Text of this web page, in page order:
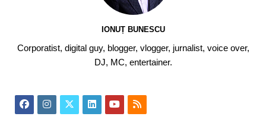
IONUȚ BUNESCU
Corporatist, digital guy, blogger, vlogger, jurnalist, voice over,
DJ, MC, entertainer.